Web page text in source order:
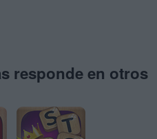
responde en otros